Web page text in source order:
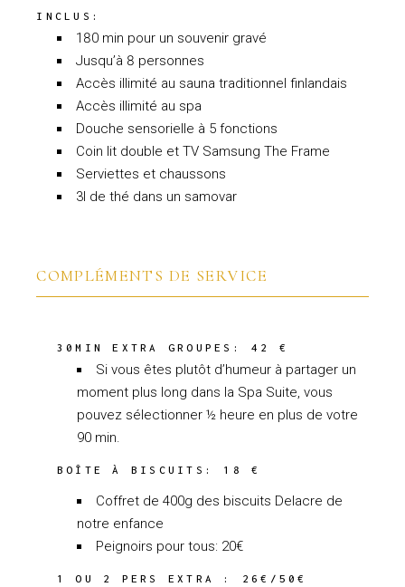
INCLUS:
180 min pour un souvenir gravé
Jusqu’à 8 personnes
Accès illimité au sauna traditionnel finlandais
Accès illimité au spa
Douche sensorielle à 5 fonctions
Coin lit double et TV Samsung The Frame
Serviettes et chaussons
3l de thé dans un samovar
COMPLÉMENTS DE SERVICE
30MIN EXTRA GROUPES: 42 €
Si vous êtes plutôt d’humeur à partager un
moment plus long dans la Spa Suite, vous
pouvez sélectionner ½ heure en plus de votre
90 min.
BOÎTE À BISCUITS: 18 €
Coffret de 400g des biscuits Delacre de
notre enfance
Peignoirs pour tous: 20€
1 OU 2 PERS EXTRA : 26€/50€